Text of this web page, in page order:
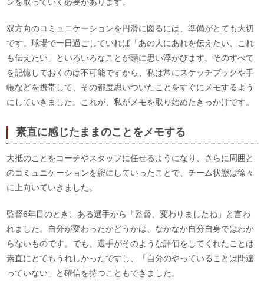
双方向のコミュニケーションを円滑に図るには、準備がとても大切
です。球場で一日過ごしていれば「あの人にあれを伝えたい、これ
も伝えたい」といろいろなことが頭に思い浮かびます。そのすべて
を記憶しておくのは不可能ですから、私は常にスケッチブックや手
帳などを携帯して、その都度思いついたことをすぐにメモするよう
にしていきました。これが、私がメモを取り始めたきっかけです。
素直に感じたままのことをメモする
大抵のことをコーチやスタッフに任せるようになり、さらに周囲と
のコミュニケーションを密にしていったことで、チーム状態は徐々
に上向いていきました。
監督6年目のとき、ある選手から「監督、変わりましたね」と言わ
れました。自分が変わったかどうかは、なかなか自分自身ではわか
らないものです。でも、選手がそのような評価をしてくれたことは
素直にとてもうれしかったですし、「自分のやっていることは間違
っていない」と確信を持つこともできました。